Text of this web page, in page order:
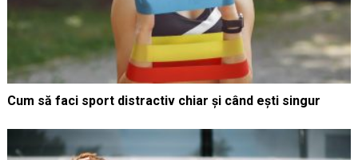
Cum să faci sport distractiv chiar și când ești singur